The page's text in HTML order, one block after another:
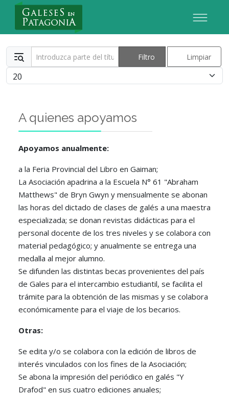
Nuevo Usuario
Introduzca parte del título Filtro Limpiar
Cantidad
A quienes apoyamos
Apoyamos anualmente:
a la Feria Provincial del Libro en Gaiman;
La Asociación apadrina a la Escuela N° 61 "Abraham
Matthews" de Bryn Gwyn y mensualmente se abonan
las horas del dictado de clases de galés a una maestra
especializada; se donan revistas didácticas para el
personal docente de los tres niveles y se colabora con
material pedagógico; y anualmente se entrega una
medalla al mejor alumno.
Se difunden las distintas becas provenientes del país
de Gales para el intercambio estudiantil, se facilita el
trámite para la obtención de las mismas y se colabora
económicamente para el viaje de los becarios.
Otras:
Se edita y/o se colabora con la edición de libros de
interés vinculados con los fines de la Asociación;
Se abona la impresión del periódico en galés "Y
Drafod" en sus cuatro ediciones anuales;